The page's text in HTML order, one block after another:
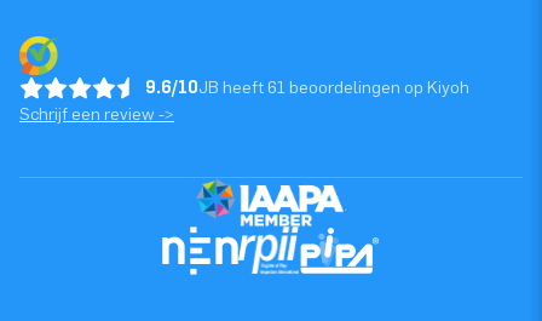
9.6/10JB heeft 61 beoordelingen op Kiyoh
Schrijf een review ->